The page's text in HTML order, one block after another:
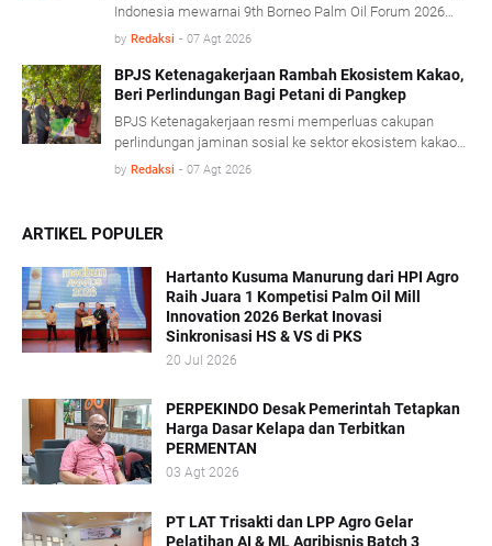
Indonesia mewarnai 9th Borneo Palm Oil Forum 2026
yang mengusung tema “Resilience, Innovation, and
Beyond Sustainability” di Platinum Hotel & Convention
Hall Balikpapan, Kamis (6/8).
by Redaksi - 07 Agt 2026
BPJS Ketenagakerjaan Rambah Ekosistem Kakao,
Beri Perlindungan Bagi Petani di Pangkep
BPJS Ketenagakerjaan resmi memperluas cakupan
perlindungan jaminan sosial ke sektor ekosistem kakao
nasional. Inisiatif ini diawali dengan menyerahkan kartu
Sulawesi Selatan, Selasa (5/8).
by Redaksi - 07 Agt 2026
ARTIKEL POPULER
Hartanto Kusuma Manurung dari HPI Agro
Raih Juara 1 Kompetisi Palm Oil Mill
Innovation 2026 Berkat Inovasi
Sinkronisasi HS & VS di PKS
20 Jul 2026
PERPEKINDO Desak Pemerintah Tetapkan
Harga Dasar Kelapa dan Terbitkan
PERMENTAN
03 Agt 2026
PT LAT Trisakti dan LPP Agro Gelar
Pelatihan AI & ML Agribisnis Batch 3